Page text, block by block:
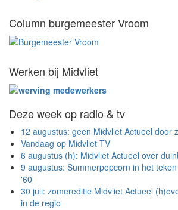
Column burgemeester Vroom
Werken bij Midvliet
Deze week op radio & tv
12 augustus: geen Midvliet Actueel door
Vandaag op Midvliet TV
6 augustus (h): Midvliet Actueel over
9 augustus: Summerpopcorn in het
'60
30 juli: zomereditie Midvliet Actueel
in de regio